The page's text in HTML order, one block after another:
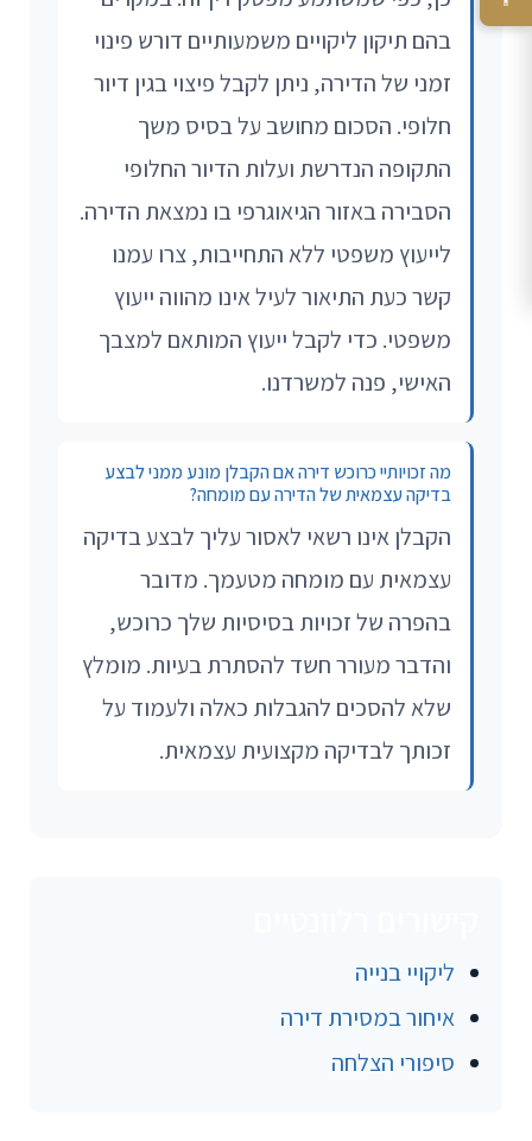
בהם תיקון ליקויים משמעותיים דורש פינוי
זמני של הדירה, ניתן לקבל פיצוי בגין דיור
חלופי. הסכום מחושב על בסיס משך
התקופה הנדרשת ועלות הדיור החלופי
הסבירה באזור הגיאוגרפי בו נמצאת הדירה.
לייעוץ משפטי ללא התחייבות, צרו עמנו
קשר כעת התיאור לעיל אינו מהווה ייעוץ
משפטי. כדי לקבל ייעוץ המותאם למצבך
האישי, פנה למשרדנו.
מה זכויותיי כרוכש דירה אם הקבלן מונע ממני לבצע
בדיקה עצמאית של הדירה עם מומחה?
הקבלן אינו רשאי לאסור עליך לבצע בדיקה
עצמאית עם מומחה מטעמך. מדובר
בהפרה של זכויות בסיסיות שלך כרוכש,
והדבר מעורר חשד להסתרת בעיות. מומלץ
שלא להסכים להגבלות כאלה ולעמוד על
זכותך לבדיקה מקצועית עצמאית.
ליקויי בנייה
איחור במסירת דירה
סיפורי הצלחה